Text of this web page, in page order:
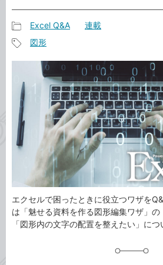
事
カ
ゴ
リ
Excel Q&A 連載
タ
グ
図形
エクセルで困ったときに役立つワザを
は「魅せる資料を作る図形編集ワザ」の
「図形内の文字の配置を整えたい」につ